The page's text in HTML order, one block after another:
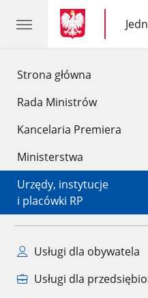
Strona główna
Rada Ministrów
Kancelaria Premiera
Ministerstwa
Urzędy, instytucje
i placówki RP
Usługi dla obywatela
Usługi dla
gov.pl
gov.pl
Jednostki